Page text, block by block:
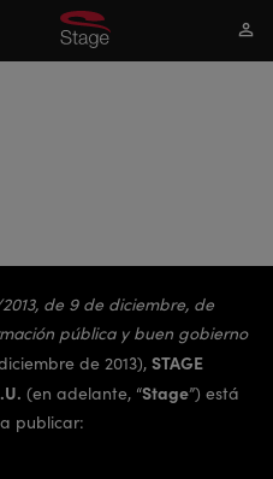
Mi
de 9 de diciembre, de
pública y buen gobierno
de 2013), STAGE
(en adelante, “Stage”) está
publicar: